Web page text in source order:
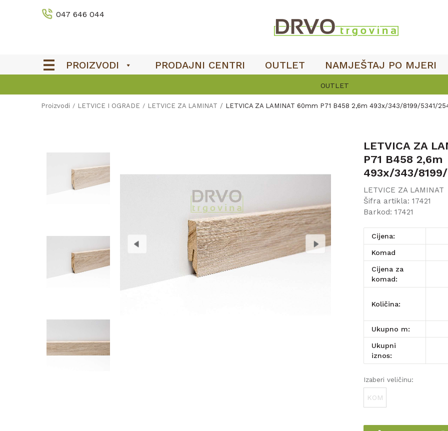
047 646 044
PROIZVODI PRODAJNI CENTRI OUTLET NAMJEŠTAJ PO MJERI
OUTLET
Proizvodi LETVICE I OGRADE LETVICE ZA LAMINAT LETVICA ZA LAMINAT 60mm P71 B458 2,6m 493x/343/8199/5341/
LETVICA ZA
P71 B458 2,6m
493x/343/
LETVICE ZA LAMINAT
Šifra artikla: 17421
Barkod: 17421
Cijena:
komad
Cijena za
komad:
Količina:
Ukupno m:
Ukupni
iznos:
Izaberi veličinu:
KOM